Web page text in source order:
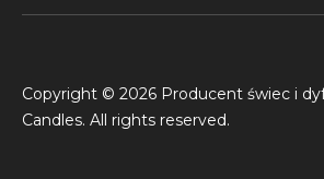
Copyright © 2026 Producent świec i
Candles. All rights reserved.